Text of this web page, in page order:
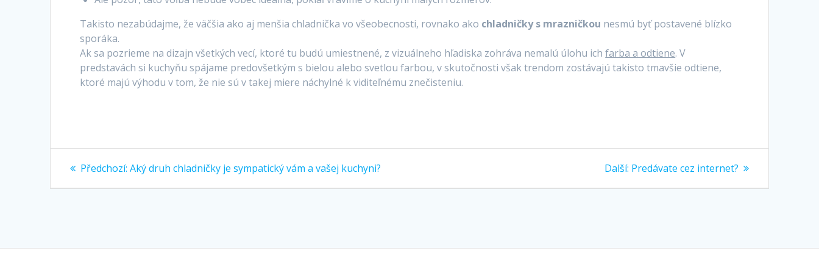
Takisto nezabúdajme, že väčšia ako aj menšia chladnička vo všeobecnosti, rovnako ako chladničky s mrazničkou nesmú byť postavené blízko
sporáka.
Ak sa pozrieme na dizajn všetkých vecí, ktoré tu budú umiestnené, z vizuálneho hľadiska zohráva nemalú úlohu ichfarba a odtiene. V
predstavách si kuchyňu spájame predovšetkým s bielou alebo svetlou farbou, v skutočnosti však trendom zostávajú takisto tmavšie odtiene,
ktoré majú výhodu v tom, že nie sú v takej miere náchylné k viditeľnému znečisteniu.
Navigace
pro
Předchozí: Předchozí
Aký druh chladničky je sympatický vám a vašej kuchyni? Další: Další
Predávate cez internet?